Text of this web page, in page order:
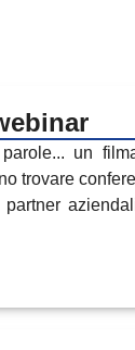
un
trovare